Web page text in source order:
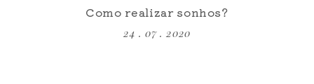
Como realizar sonhos?
24 . 07 . 2020